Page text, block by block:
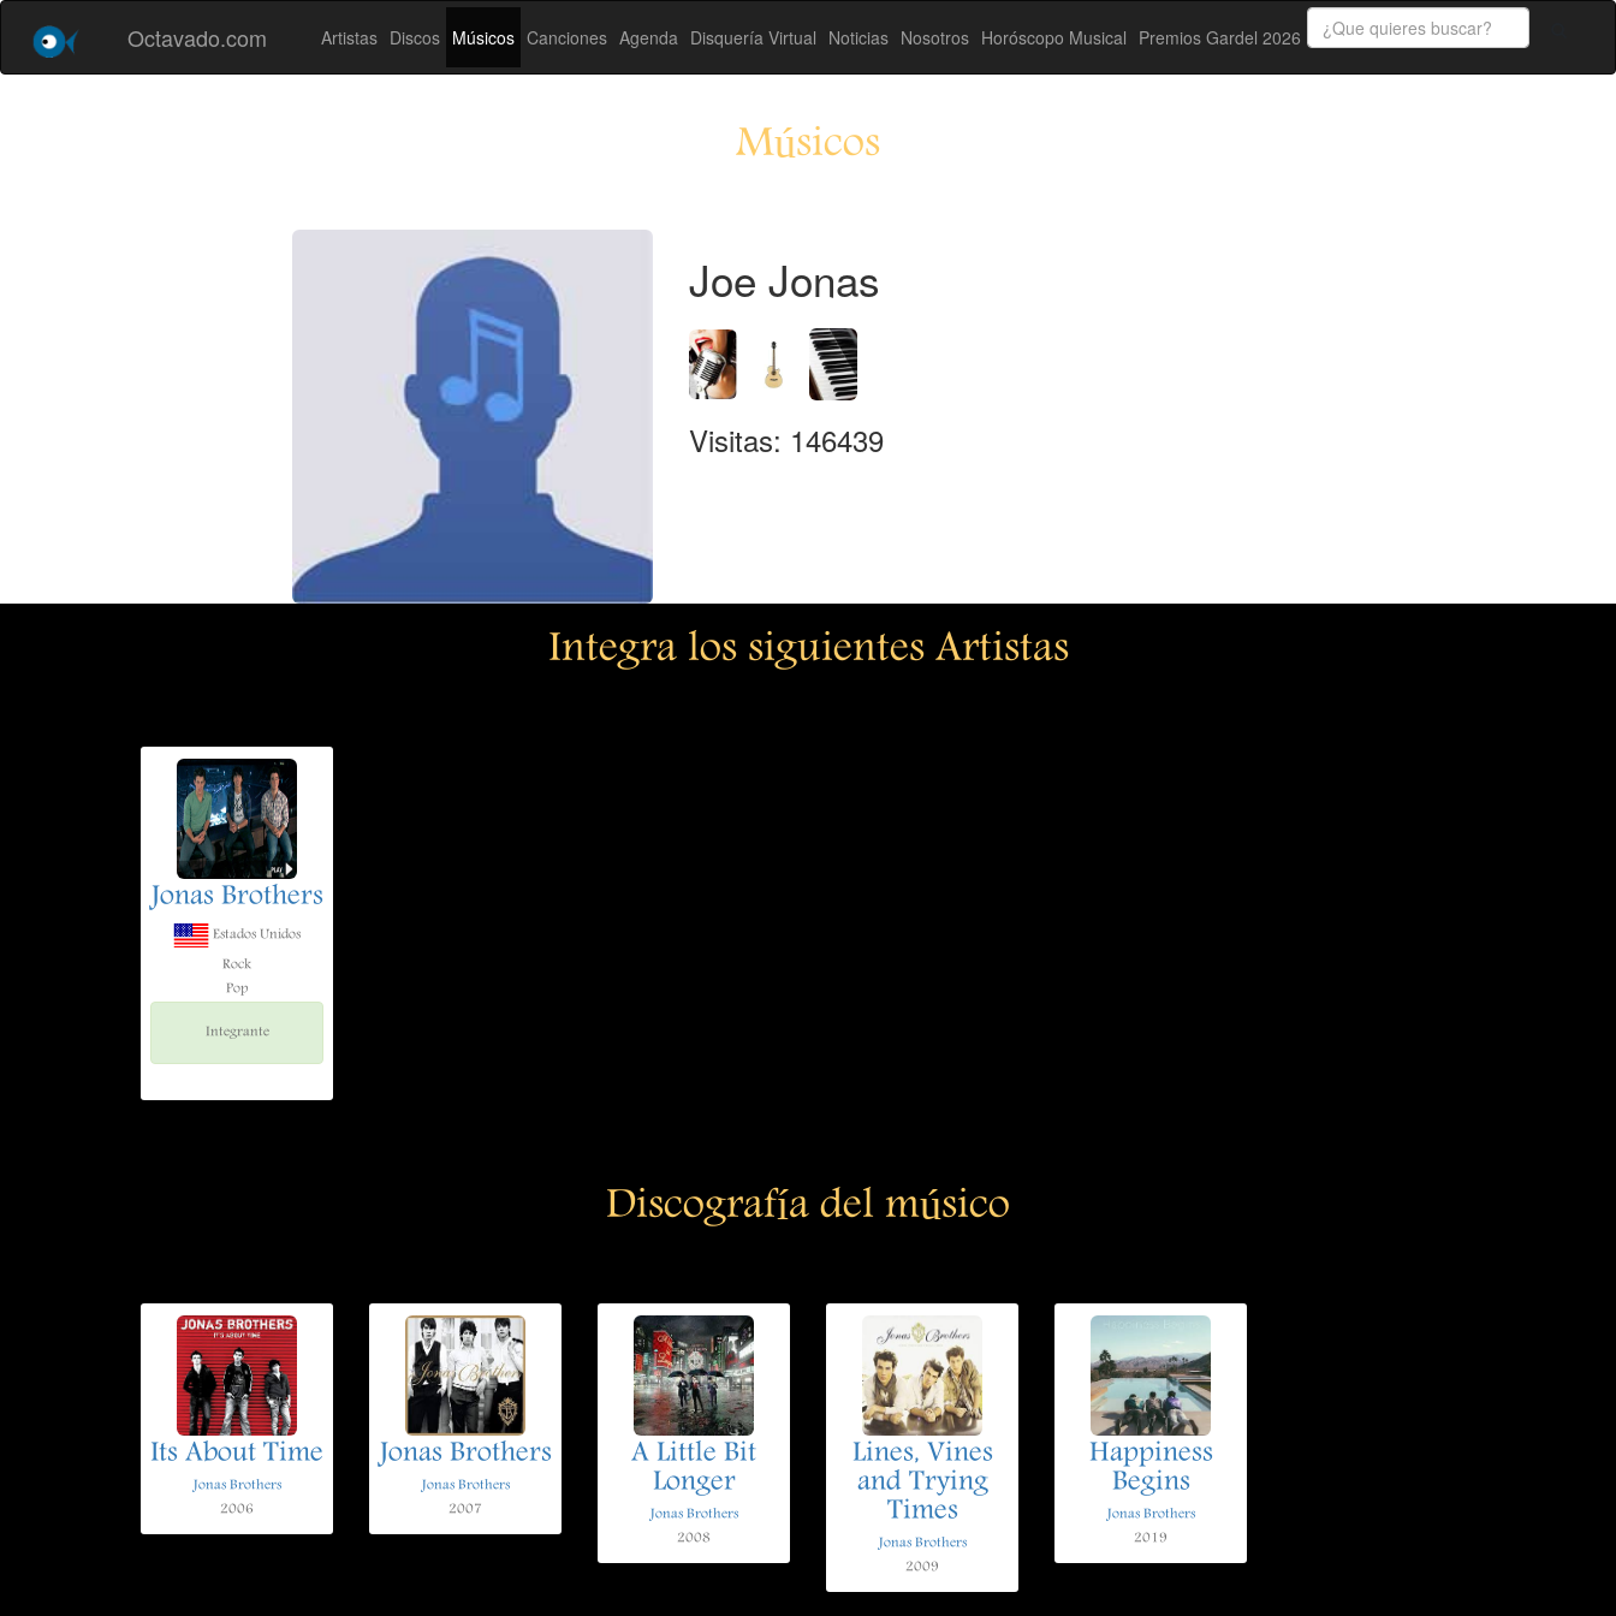
Octavado.com Artistas Discos Músicos Canciones Agenda Disquería Virtual Noticias Nosotros Horóscopo Musical Premios Gardel 2026
Músicos
Joe Jonas
Visitas: 146439
Integra los siguientes Artistas
Jonas Brothers
Estados Unidos
Rock
Pop
Integrante
Discografía del músico
Its About Time
Jonas Brothers
2006
Jonas Brothers
Jonas Brothers
2007
A Little Bit
Longer
Jonas Brothers
2008
Lines, Vines
and Trying
Times
Jonas Brothers
2009
Happiness
Begins
Jonas Brothers
2019